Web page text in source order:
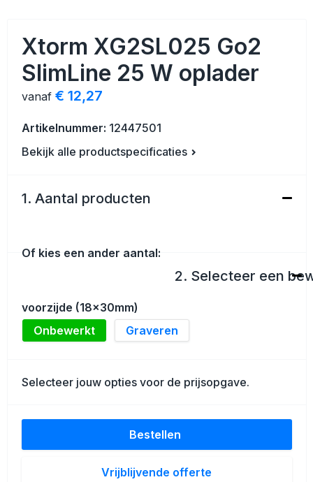
Vrije tijd en Strand
Anti-stress
Sinterklaas
Themapakketten
Toilettassen
Waterbestendige tassen
Duffeltassen
Documententassen
Schoenentassen
Goodiebags
Xtorm XG2SL025 Go2
SlimLine 25 W oplader
vanaf € 12,27
Artikelnummer: 12447501
Bekijk alle productspecificaties
1. Aantal producten
Of kies een ander aantal:
2. Selecteer een
voorzijde (18x30mm)
Onbewerkt
Graveren
Selecteer jouw opties voor de prijsopgave.
Bestellen
Vrijblijvende offerte